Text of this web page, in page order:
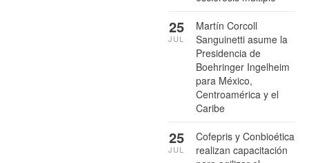
Martín Corcoll
Sanguinetti asume la
Presidencia de
Boehringer Ingelheim
para México,
Centroamérica y el
Caribe
25
JUL
Cofepris y Conbioética
realizan capacitación
25
JUL